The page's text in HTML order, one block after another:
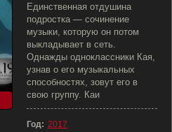
Единственная отдушина
подростка — сочинение
музыки, которую он потом
выкладывает в сеть.
Однажды одноклассники Кая,
узнав о его музыкальных
способностях, зовут его в
свою группу. Каи
Год: 2017